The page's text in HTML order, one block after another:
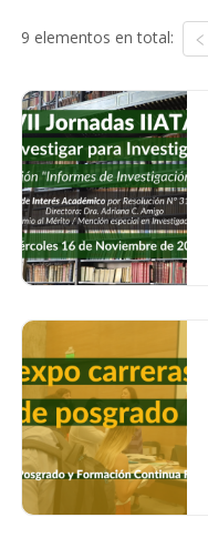
9 elementos en total: